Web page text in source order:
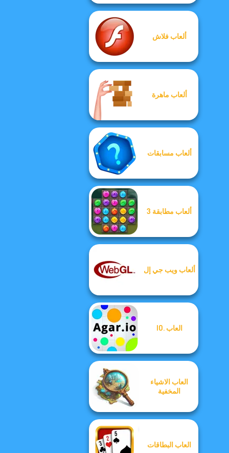
ألعاب فلاش
ألعاب ماهرة
ألعاب مسابقات
ألعاب مطابقة 3
ألعاب ويب جي إل
العاب .IO
العاب الاشياء
المخفية
العاب البطاقات